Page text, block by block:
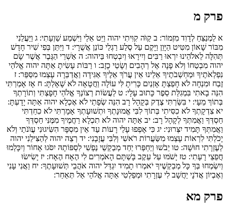
פרק מ
א לַמְנַצֵּחַ לְדָוִד מִזְמוֹר: ב קַוֺּה קִוִּיתִי יהוה וַיֵּט אֵלַי וַיִּשְׁמַע שַׁוְעָתִי: ג וַיַּעֲלֵנִי
מִבּוֹר שָׁאוֹן מִטִּיט הַיָּוֵן וַיָּקֶם עַל סֶלַע רַגְלַי כּוֹנֵן אֲשֻׁרָי: ד וַיִּתֵּן בְּפִי שִׁיר חָדָשׁ
תְּהִלָּה לֵאלֹהֵינוּ יִרְאוּ רַבִּים וְיִירָאוּ וְיִבְטְחוּ בַּיהוה: ה אַשְׁרֵי הַגֶּבֶר אֲשֶׁר שָׂם
יהוה מִבְטַחוֹ וְלֹא פָנָה אֶל רְהָבִים וְשָׂטֵי כָזָב: ו רַבּוֹת עָשִׂיתָ אַתָּה יהוה אֱלֹהַי
נִפְלְאֹתֶיךָ וּמַחְשְׁבֹתֶיךָ אֵלֵינוּ אֵין עֲרֹךְ אֵלֶיךָ אַגִּידָה וַאֲדַבֵּרָה עָצְמוּ מִסַּפֵּר: ז
זֶבַח וּמִנְחָה לֹא חָפַצְתָּ אָזְנַיִם כָּרִיתָ לִּי עוֹלָה וַחֲטָאָה לֹא שָׁאָלְתָּ: ח אָז אָמַרְתִּי
הִנֵּה בָאתִי בִּמְגִלַּת סֵפֶר כָּתוּב עָלָי: ט לַעֲשׂוֹת רְצוֹנְךָ אֱלֹהַי חָפָצְתִּי וְתוֹרָתְךָ
בְּתוֹךְ מֵעָי: י בִּשַּׂרְתִּי צֶדֶק בְּקָהָל רָב הִנֵּה שְׂפָתַי לֹא אֶכְלָא יהוה אַתָּה יָדָעְתָּ:
יא צִדְקָתְךָ לֹא כִסִּיתִי בְּתוֹךְ לִבִּי אֱמוּנָתְךָ וּתְשׁוּעָתְךָ אָמָרְתִּי לֹא כִחַדְתִּי
חַסְדְּךָ וַאֲמִתְּךָ לְקָהָל רָב: יב אַתָּה יהוה לֹא תִכְלָא רַחֲמֶיךָ מִמֶּנִּי חַסְדְּךָ
וַאֲמִתְּךָ תָּמִיד יִצְּרוּנִי: יג כִּי אָפְפוּ עָלַי רָעוֹת עַד אֵין מִסְפָּר הִשִּׂיגוּנִי עֲוֺנֹתַי וְלֹא
יָכֹלְתִּי לִרְאוֹת עָצְמוּ מִשַּׂעֲרוֹת רֹאשִׁי וְלִבִּי עֲזָבָנִי: יד רְצֵה יהוה לְהַצִּילֵנִי יהוה
לְעֶזְרָתִי חוּשָׁה: טו יֵבֹשׁוּ וְיַחְפְּרוּ יַחַד מְבַקְשֵׁי נַפְשִׁי לִסְפּוֹתָהּ יִסֹּגוּ אָחוֹר וְיִכָּלְמוּ
חֲפֵצֵי רָעָתִי: טז יָשֹׁמּוּ עַל עֵקֶב בָּשְׁתָּם הָאֹמְרִים לִי הֶאָח הֶאָח: יז יָשִׂישׂוּ
וְיִשְׂמְחוּ בְּךָ כָּל מְבַקְשֶׁיךָ יֹאמְרוּ תָמִיד יִגְדַּל יהוה אֹהֲבֵי תְּשׁוּעָתֶךָ: יח וַאֲנִי עָנִי
וְאֶבְיוֹן אֲדֹנָי יַחֲשָׁב לִי עֶזְרָתִי וּמְפַלְטִי אַתָּה אֱלֹהַי אַל תְּאַחַר:
פרק מא